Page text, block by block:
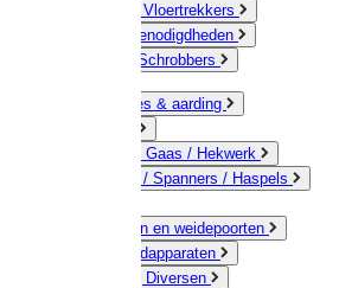
Bezems & Vloertrekkers
Schildersbenodigdheden
Borstels / Schrobbers
Accessoires & aarding
Geleiders / Gaas / Hekwerk
Verbinders / Spanners / Haspels
Doorgangen en weidepoorten
Schrikdraadapparaten
Afrastering Diversen